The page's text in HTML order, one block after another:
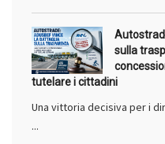
sulla
tutelare i cittadini
Una vittoria decisiva per i
...